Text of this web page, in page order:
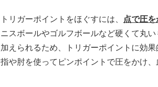
トリガーポイントをほぐすには、 点で圧
ニスボールやゴルフボールなど硬くて丸
加えられるため、トリガーポイントに効
指や肘を使ってピンポイントで圧をかけ